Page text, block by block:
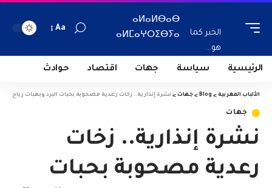
الخبر كما
هو...
ⴰⵍⴰⵍⴱⴰⴱ
ⴰⵍⵎⴰⵖⵔⵉⴱⵢⴰ
Aa
الرئيسية سياسة جهات اقتصاد حوادث
الألباب المغربية >
Blog
> جهات > نشرة إنذارية.. زخات رعدية مصحوبة بحبات البرد وبهبات رياح
جهات
نشرة إنذارية.. زخات
رعدية مصحوبة بحبات